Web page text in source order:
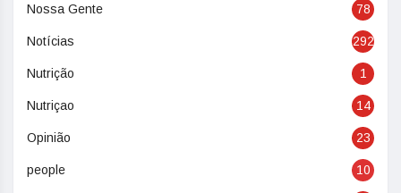
Nossa Gente 78
Notícias 292
Nutrição 1
Nutriçao 14
Opinião 23
people 10